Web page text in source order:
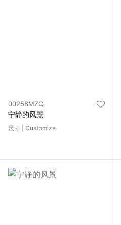
00258MZQ
宁静的风景
尺寸 | Customize